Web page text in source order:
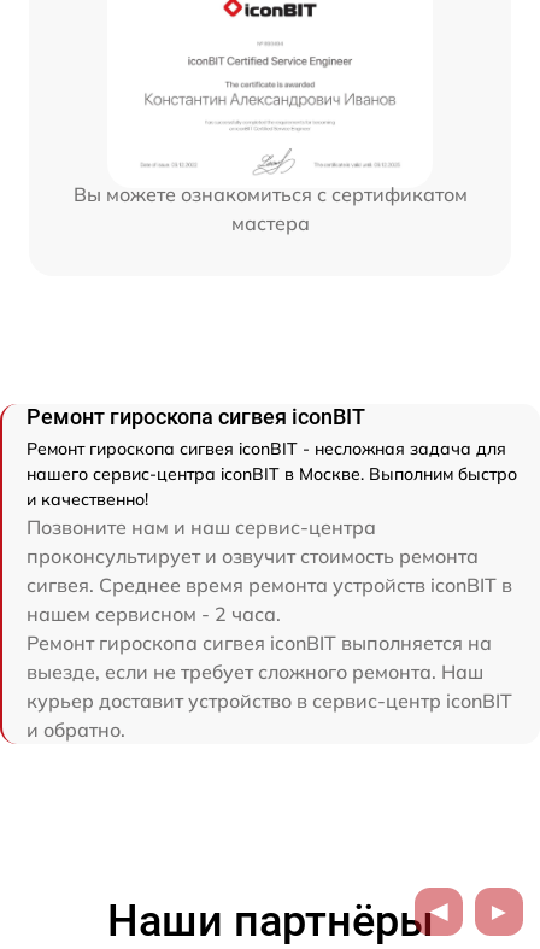
Вы можете ознакомиться с сертификатом
мастера
Ремонт гироскопа сигвея iconBIT
Ремонт гироскопа сигвея iconBIT - несложная задача для
нашего сервис-центра iconBIT в Москве. Выполним быстро
и качественно!
Позвоните нам и наш сервис-центра
проконсультирует и озвучит стоимость ремонта
сигвея. Среднее время ремонта устройств iconBIT в
нашем сервисном - 2 часа.
Ремонт гироскопа сигвея iconBIT выполняется на
выезде, если не требует сложного ремонта. Наш
курьер доставит устройство в сервис-центр iconBIT
и обратно.
Наши партнёры